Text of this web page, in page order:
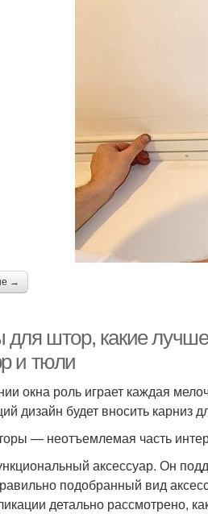
→
для штор, какие
и тюли
окна роль играет каждая
дизайн будет вносить карниз
— неотъемлемая часть
аксессуар. Он
подобранный вид
детально рассмотрено,